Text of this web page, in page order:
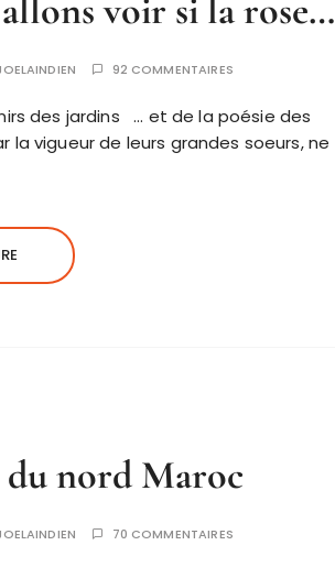
voir si la rose…
92 COMMENTAIRES
des jardins … et de la poésie des
vigueur de leurs grandes soeurs, ne
nord Maroc
70 COMMENTAIRES